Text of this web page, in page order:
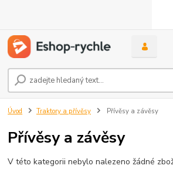
Úvod Traktory a přívěsy Přívěsy a závěsy
Přívěsy a závěsy
V této kategorii nebylo nalezeno žádné